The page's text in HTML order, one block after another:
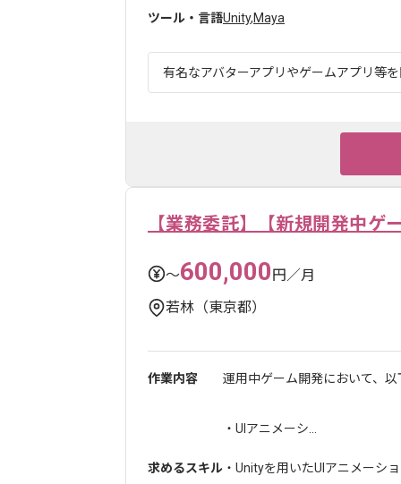
ツール・言語Unity,Maya
有名なアバターアプリやゲームアプリ等
【業務委託】【新規開発中ゲ
〜600,000円／月
若林（東京都）
作業内容 運用中ゲーム開発において、
・UIアニメーシ...
求めるスキル ・Unityを用いたUIアニメーシ